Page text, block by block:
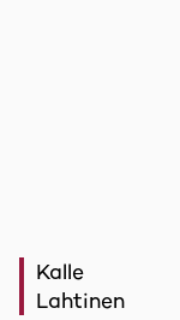
Kalle
Lahtinen